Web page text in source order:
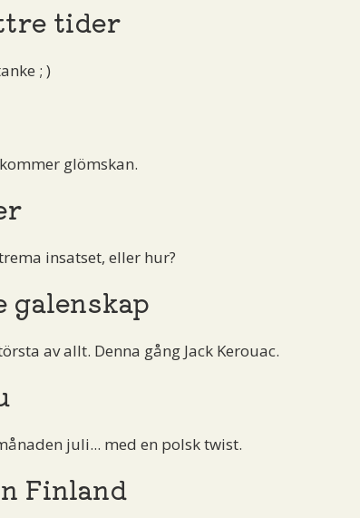
tider
; )
glömskan.
insatset, eller hur?
av allt. Denna gång Jack Kerouac.
juli... med en polsk twist.
Finland